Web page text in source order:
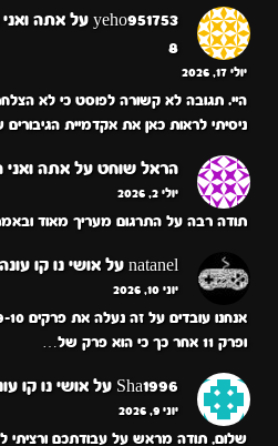
yeho951753 על
8
יולי 17, 2026
היי. תגובה לא קשורה לפוסט כי לא
ניסיתי לראות כאן את אקדמיית הגיבורים
הראל שוחט על אתה ואני
יולי 2, 2026
תודה רבה על התרגום מעריך מאוד
natanel על אושי נו קו עונה 3 פרק 8
יוני 10, 2026
ופרק 11 אחר כך כי הוא פרק של…
Sha1996 על אושי נו קו עונה 3
יוני 9, 2026
שלום, תודה מראש על עבודתכם ורציתי